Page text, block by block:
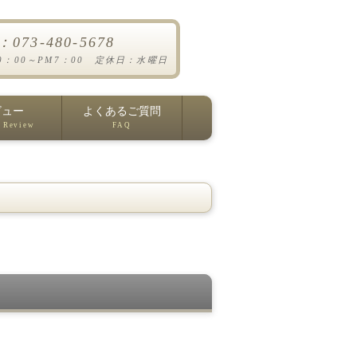
073-480-5678
：00～PM7：00 定休日：水曜日
ー
Review
よくあるご質問
FAQ